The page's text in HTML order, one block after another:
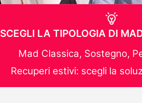
SCEGLI LA TIPOLOGIA DI
Mad Classica, Sostegno,
Recuperi estivi: scegli la